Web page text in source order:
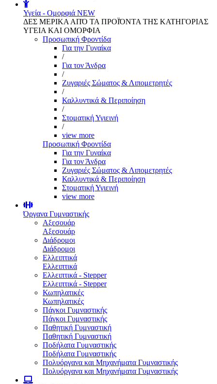
Υγεία - Ομορφιά NEW
ΔΕΣ ΜΕΡΙΚΑ ΑΠΌ ΤΑ ΠΡΟΪΌΝΤΑ ΤΗΣ ΚΑΤΗΓΟΡΙΑΣ
ΥΓΕΙΑ ΚΑΙ ΟΜΟΡΦΙΑ
Προσωπική Φροντίδα
Για την Γυναίκα
/
Για τον Άνδρα
/
Ζυγαριές Σώματος & Λιπομετρητές
/
Καλλυντικά & Περιποίηση
/
Στοματική Υγιεινή
/
view more
Προσωπική Φροντίδα
Για την Γυναίκα
Για τον Άνδρα
Ζυγαριές Σώματος & Λιπομετρητές
Καλλυντικά & Περιποίηση
Στοματική Υγιεινή
view more
Όργανα Γυμναστικής
Αξεσουάρ
Αξεσουάρ
Διάδρομοι
Διάδρομοι
Ελλειπτικά
Ελλειπτικά
Ελλειπτικά - Stepper
Ελλειπτικά - Stepper
Κωπηλατικές
Κωπηλατικές
Πάγκοι Γυμναστικής
Πάγκοι Γυμναστικής
Παθητική Γυμναστική
Παθητική Γυμναστική
Ποδήλατα Γυμναστικής
Ποδήλατα Γυμναστικής
Πολυόργανα και Μηχανήματα Γυμναστικής
Πολυόργανα και Μηχανήματα Γυμναστικής